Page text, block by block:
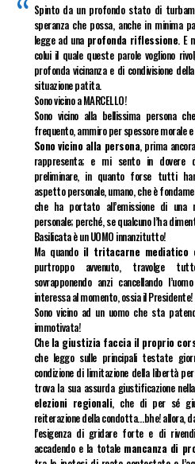
Spinto da un profondo stato di
speranza che possa, anche in minima
legge ad una profonda riflessione. E
colui il quale queste parole vogliono
profonda vicinanza e di condivisione
situazione patita.
Sono vicino a MARCELLO!
Sono vicino alla bellissima persona
frequento, ammiro per spessore morale
Sono vicino alla persona, prima
rappresenta; e mi sento in dovere
preliminare, in quanto forse tutti
aspetto personale, umano, che è
che ha portato all’emissione di
personale; perché, se qualcuno l’ha
Basilicata è un UOMO innanzitutto!
Ma quando il tritacarne mediatico
purtroppo avvenuto, travolge
sovrapponendo anzi cancellando
interessa al momento, ossia il Presidente!
Sono vicino ad un uomo che sta
immotivata!
Che la giustizia faccia il proprio
che leggo sulle principali testate
condizione di limitazione della libertà
trova la sua assurda giustificazione nella
elezioni regionali, che di per sé
reiterazione della condotta…bhe! allora,
l’esigenza di gridare forte e di
accadendo e la totale mancanza di